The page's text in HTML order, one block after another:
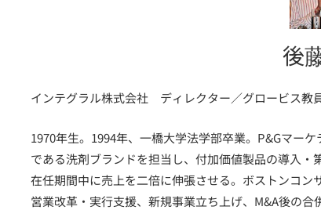
後
インテグラル株式会社 ディレクター／グロービス教
1970年生。1994年、一橋大学法学部卒業。P&Gマー
である洗剤ブランドを担当し、付加価値製品の導入・
在任期間中に売上を二倍に伸張させる。ボストンコン
営業改革・実行支援、新規事業立ち上げ、M&A後の